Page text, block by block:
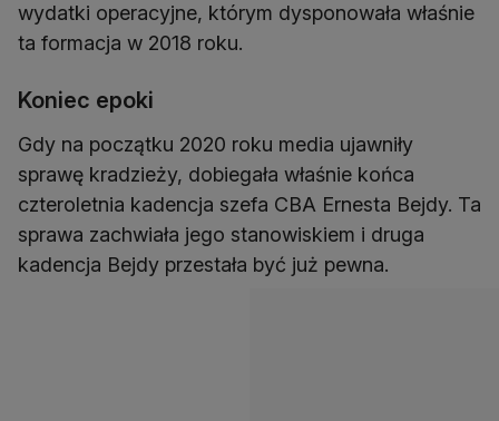
wydatki operacyjne, którym dysponowała właśnie
ta formacja w 2018 roku.
Koniec epoki
Gdy na początku 2020 roku media ujawniły
sprawę kradzieży, dobiegała właśnie końca
czteroletnia kadencja szefa CBA Ernesta Bejdy. Ta
sprawa zachwiała jego stanowiskiem i druga
kadencja Bejdy przestała być już pewna.